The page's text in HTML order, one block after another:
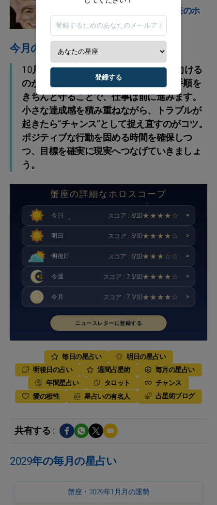
今ここに、あなたの未来のホ
ロスコープ
今月のアドバイス
10月は、組織やチームの流れに意識を向ける
のが吉。明確な計画を立てて、約束や手順を
きちんと守ることで、仕事は前に進みます。
小さな達成感を積み重ねながら、トラブルが
起きたら“チャンス”として捉え直すのがコツ。
ポジティブな行動を固める時間を確保しつ
つ、目標を確実に現実へつなげていきましょ
う。
蟹座の詳細なホロスコープ
今日 スコア : 8/10★★★★☆ >
明日 スコア : 8/10★★★★☆ >
明後日 スコア : 6/10★★★☆☆ >
今週 スコア : 7.1/10★★★★☆ >
今月 スコア : 7.1/10★★★★☆ >
ニュースレターに登録する
毎日の星占い
明日の星占い
明後日の占い
週間占星術
毎月の星占い
年間星占い
タロット
チャンス
愛の相性
星占いの有名人 占星術ブログ
共有する :
2029年の毎月の星占い
蟹座・2029年1月月の運勢
登録する